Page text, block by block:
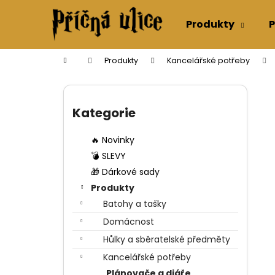
Produkty
Domů Produkty Kancelářské potřeby
kategorie
Kategorie
🔥 Novinky
💣 SLEVY
🎁 Dárkové sady
Produkty
Batohy a tašky
Domácnost
Hůlky a sběratelské předměty
Kancelářské potřeby
í
Zpět
do
Zpět
do